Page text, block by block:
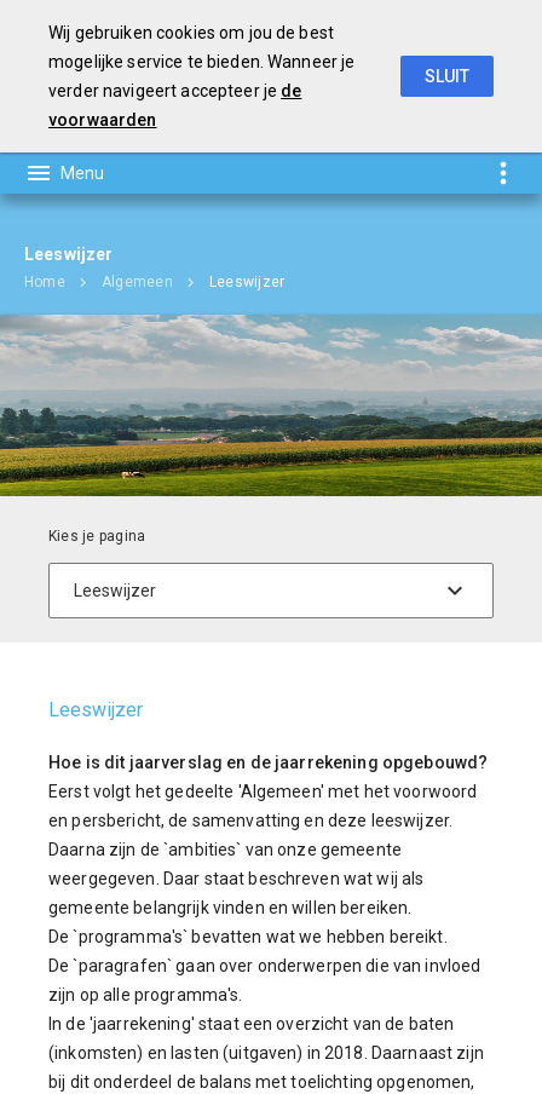
Leeswijzer
Home Algemeen Leeswijzer
Leeswijzer
Hoe is dit jaarverslag en de jaarrekening opgebouwd?
Eerst volgt het gedeelte 'Algemeen' met het voorwoord
en persbericht, de samenvatting en deze leeswijzer.
Daarna zijn de `ambities` van onze gemeente
weergegeven. Daar staat beschreven wat wij als
gemeente belangrijk vinden en willen bereiken.
De `programma's` bevatten wat we hebben bereikt.
De `paragrafen` gaan over onderwerpen die van invloed
zijn op alle programma's.
In de 'jaarrekening' staat een overzicht van de baten
(inkomsten) en lasten (uitgaven) in 2018. Daarnaast zijn
bij dit onderdeel de balans met toelichting opgenomen,
Wij gebruiken cookies om jou de best
mogelijke service te bieden. Wanneer je
verder navigeert accepteer je de
voorwaarden
SLUIT